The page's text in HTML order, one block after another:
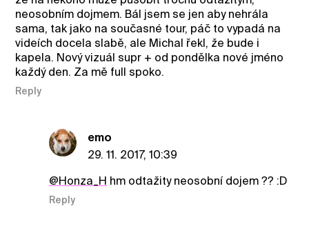
neosobním dojmem. Bál jsem se jen aby nehrála
sama, tak jako na současné tour, páč to vypadá na
videích docela slabě, ale Michal řekl, že bude i
kapela. Nový vizuál supr + od pondělka nové jméno
každý den. Za mě full spoko.
Reply
emo
29. 11. 2017, 10:39
@Honza_H hm odtažity neosobní dojem ?? :D
Reply